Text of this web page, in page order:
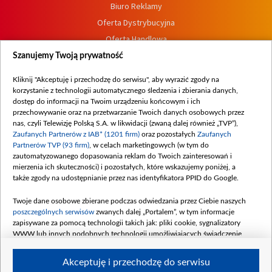
Biuro Reklamy
Oferta Dystrybucyjna
Oferta Handlowa
Dostępność
Procedura zgłoszeń wewnętrznych
Szanujemy Twoją prywatność
Kliknij "Akceptuję i przechodzę do serwisu", aby wyrazić zgody na
korzystanie z technologii automatycznego śledzenia i zbierania danych,
dostęp do informacji na Twoim urządzeniu końcowym i ich
przechowywanie oraz na przetwarzanie Twoich danych osobowych przez
nas, czyli Telewizję Polską S.A. w likwidacji (zwaną dalej również „TVP”),
Zaufanych Partnerów z IAB* (1201 firm) oraz pozostałych Zaufanych
Partnerów TVP (93 firm) , w celach marketingowych (w tym do
zautomatyzowanego dopasowania reklam do Twoich zainteresowań i
mierzenia ich skuteczności) i pozostałych, które wskazujemy poniżej, a
także zgody na udostępnianie przez nas identyfikatora PPID do Google.
Twoje dane osobowe zbierane podczas odwiedzania przez Ciebie naszych
poszczególnych serwisów zwanych dalej „Portalem”, w tym informacje
zapisywane za pomocą technologii takich jak: pliki cookie, sygnalizatory
WWW lub innych podobnych technologii umożliwiających świadczenie
Akceptuję i przechodzę do serwisu